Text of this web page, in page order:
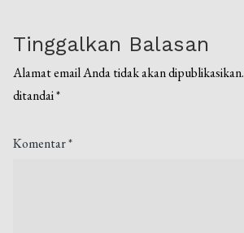
Tinggalkan Balasan
Alamat email Anda tidak akan dipublikasikan.
ditandai*
Komentar*